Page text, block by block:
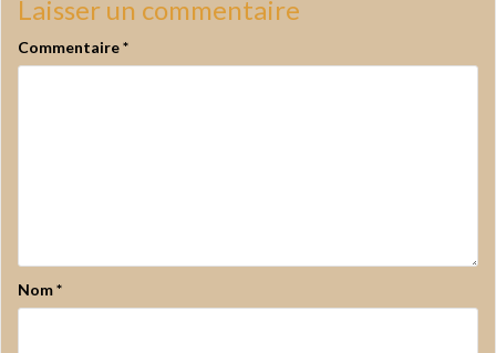
Laisser un commentaire
Commentaire*
Nom*